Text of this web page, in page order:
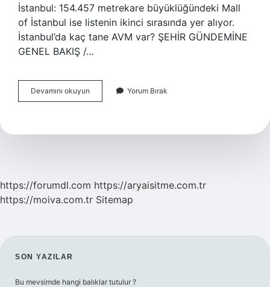
İstanbul: 154.457 metrekare büyüklüğündeki Mall
of İstanbul ise listenin ikinci sırasında yer alıyor.
İstanbul’da kaç tane AVM var? ŞEHİR GÜNDEMİNE
GENEL BAKIŞ /…
Devamını okuyun İStanbulda
Ilk
Yorum Bırak
https://forumdl.com https://aryaisitme.com.tr
https://moiva.com.tr Sitemap
SIDEBAR
SON YAZILAR
Bu mevsimde hangi balıklar tutulur ?